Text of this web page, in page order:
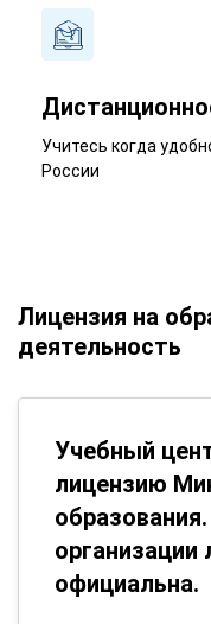
Учитесь когда
России
Лицензия на
деятельность
Учебный
лицензию
организации
официальна.